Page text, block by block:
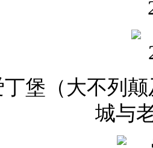
堡（大不列
城与